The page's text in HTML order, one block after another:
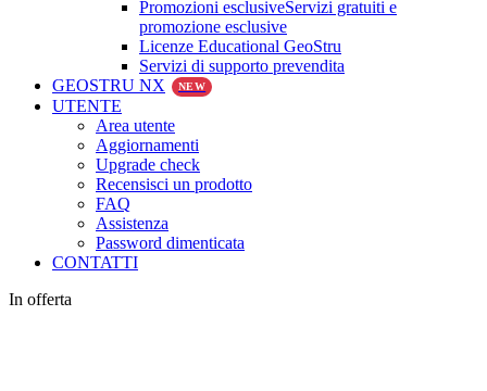
Promozioni esclusiveServizi gratuiti e
promozione esclusive
Licenze Educational GeoStru
Servizi di supporto prevendita
GEOSTRU NX
NEW
UTENTE
Area utente
Aggiornamenti
Upgrade check
Recensisci un prodotto
FAQ
Assistenza
Password dimenticata
CONTATTI
In offerta